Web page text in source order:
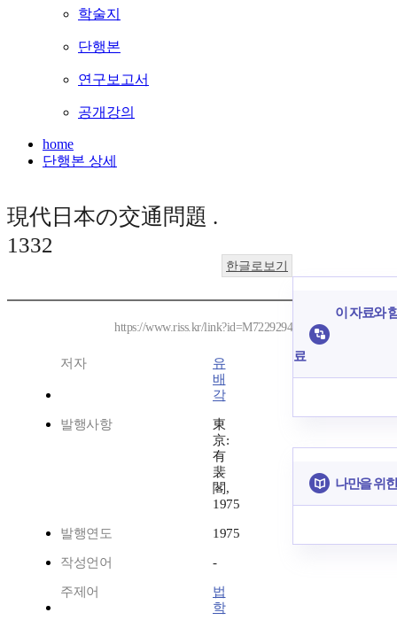
학술지
단행본
연구보고서
공개강의
home
단행본 상세
現代日本の交通問題 .
1332
한글로보기
https://www.riss.kr/link?id=M7229294
저자
유
배
각
발행사항
東
京:
有
裴
閣,
1975
발행연도 1975
작성언어 -
주제어
법
학
이 자료와
료
나만을 위